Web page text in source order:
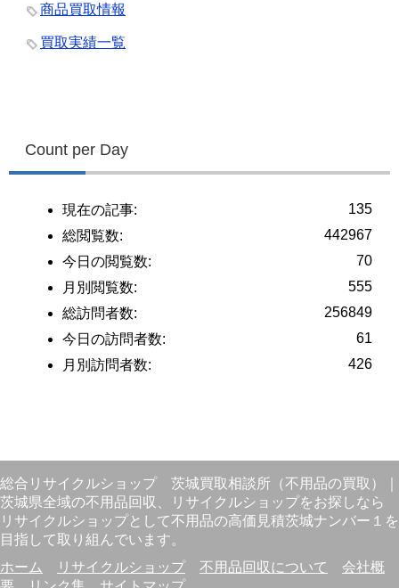
商品買取情報
買取実績一覧
Count per Day
135
現在の記事:
442967
総閲覧数:
70
今日の閲覧数:
555
月別閲覧数:
256849
総訪問者数:
61
今日の訪問者数:
426
月別訪問者数:
総合リサイクルショップ 茨城買取相談所（不用品の買取）
茨城県全域の不用品回収、リサイクルショップをお探しなら
リサイクルショップとして不用品の高価見積茨城ナンバー１を
目指して取り組んでいます。
ホーム
リサイクルショップ 不用品回収について
会社概